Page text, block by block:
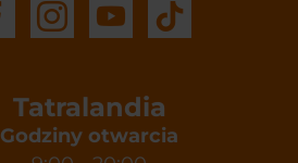
Tatralandia
Godziny otwarcia